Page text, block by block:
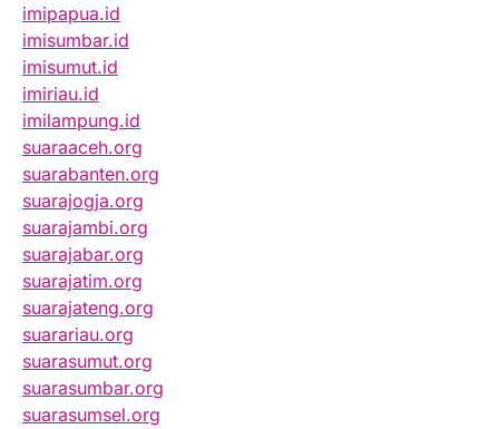
imipapua.id
imisumbar.id
imisumut.id
imiriau.id
imilampung.id
suaraaceh.org
suarabanten.org
suarajogja.org
suarajambi.org
suarajabar.org
suarajatim.org
suarajateng.org
suarariau.org
suarasumut.org
suarasumbar.org
suarasumsel.org